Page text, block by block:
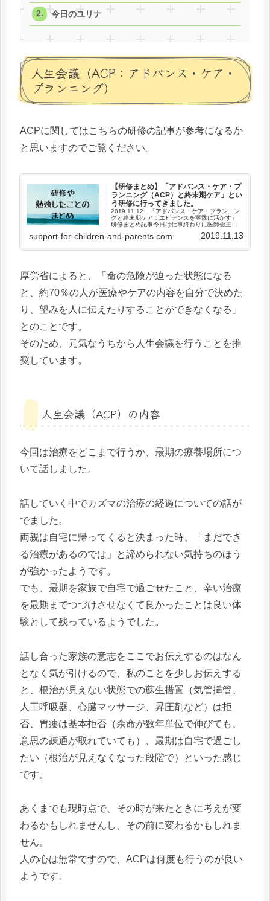
今日のユリナ
人生会議（ACP：アドバンス・ケア・
プランニング）
ACPに関してはこちらの研修の記事が参考になるか
と思いますのでご覧ください。
【研修まとめ】「アドバンス・ケア・プ
ランニング（ACP）と終末期ケア」とい
う研修に行ってきました。
2019.11.12 「アドバンス・ケア・プランニン
グと終末期ケア：エビデンスを実践に活かす」
研修まとめ記事今日は仕事終わりに医師会主催
の研修会に参加してきました。そのことをまと
めます。カズマを看取ったときのことを思い出
support-for-children-and-parents.com 2019.11.13
厚労省によると、「命の危険が迫った状態になる
と、約70％の人が医療やケアの内容を自分で決めた
り、望みを人に伝えたりすることができなくなる」
とのことです。
そのため、元気なうちから人生会議を行うことを推
奨しています。
人生会議（ACP）の内容
今回は治療をどこまで行うか、最期の療養場所につ
いて話しました。
話していく中でカズマの治療の経過についての話が
でました。
両親は自宅に帰ってくると決まった時、「まだでき
る治療があるのでは」と諦められない気持ちのほう
が強かったようです。
でも、最期を家族で自宅で過ごせたこと、辛い治療
を最期までつづけさせなくて良かったことは良い体
験として残っているようでした。
話し合った家族の意志をここでお伝えするのはなん
となく気が引けるので、私のことを少しお伝えする
と、根治が見えない状態での蘇生措置（気管挿管、
人工呼吸器、心臓マッサージ、昇圧剤など）は拒
否、胃瘻は基本拒否（余命が数年単位で伸びても、
意思の疎通が取れていても）、最期は自宅で過ごし
たい（根治が見えなくなった段階で）といった感じ
です。
あくまでも現時点で、その時が来たときに考えが変
わるかもしれませんし、その前に変わるかもしれま
せん。
人の心は無常ですので、ACPは何度も行うのが良い
ようです。